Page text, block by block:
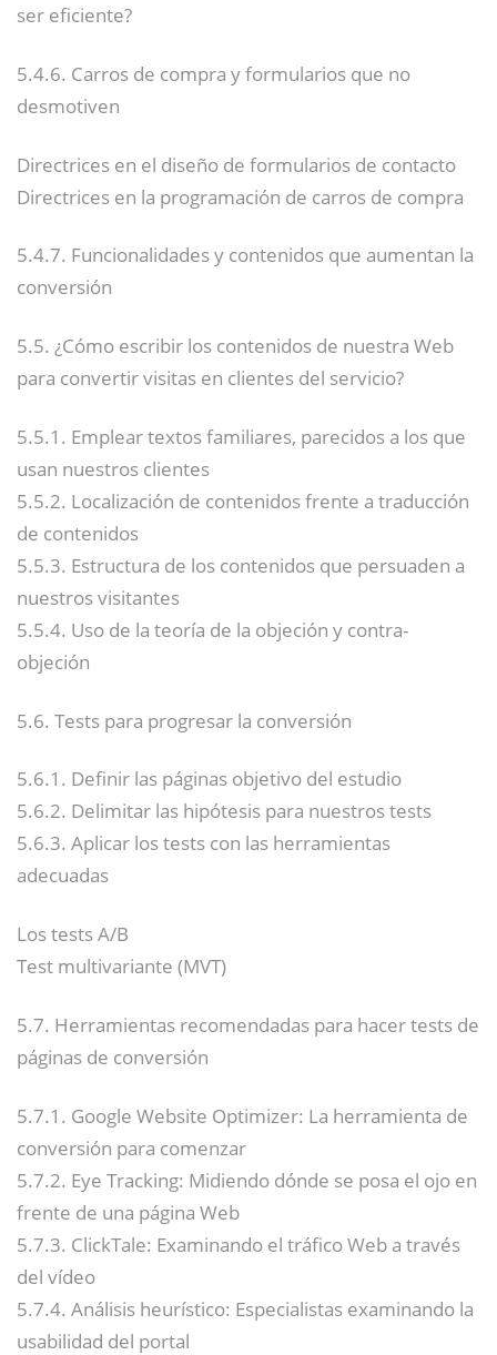
ser eficiente?
5.4.6. Carros de compra y formularios que no
desmotiven
Directrices en el diseño de formularios de contacto
Directrices en la programación de carros de compra
5.4.7. Funcionalidades y contenidos que aumentan la
conversión
5.5. ¿Cómo escribir los contenidos de nuestra Web
para convertir visitas en clientes del servicio?
5.5.1. Emplear textos familiares, parecidos a los que
usan nuestros clientes
5.5.2. Localización de contenidos frente a traducción
de contenidos
5.5.3. Estructura de los contenidos que persuaden a
nuestros visitantes
5.5.4. Uso de la teoría de la objeción y contra-
objeción
5.6. Tests para progresar la conversión
5.6.1. Definir las páginas objetivo del estudio
5.6.2. Delimitar las hipótesis para nuestros tests
5.6.3. Aplicar los tests con las herramientas
adecuadas
Los tests A/B
Test multivariante (MVT)
5.7. Herramientas recomendadas para hacer tests de
páginas de conversión
5.7.1. Google Website Optimizer: La herramienta de
conversión para comenzar
5.7.2. Eye Tracking: Midiendo dónde se posa el ojo en
frente de una página Web
5.7.3. ClickTale: Examinando el tráfico Web a través
del vídeo
5.7.4. Análisis heurístico: Especialistas examinando la
usabilidad del portal